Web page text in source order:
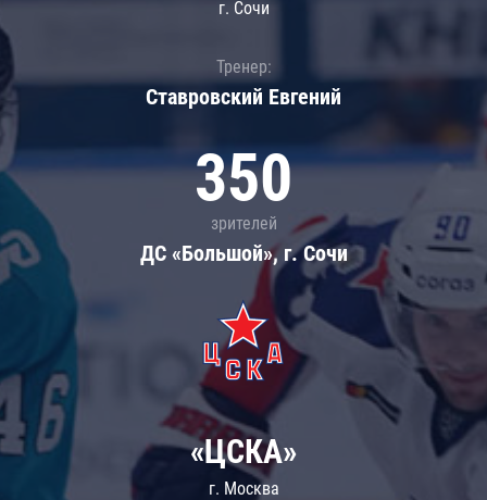
г. Сочи
Тренер:
Ставровский Евгений
350
зрителей
ДС «Большой», г. Сочи
«ЦСКА»
г. Москва